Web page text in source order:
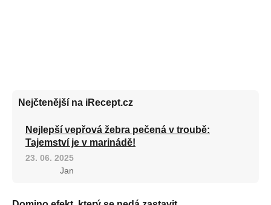
Nejčtenější na iRecept.cz
Nejlepší vepřová žebra pečená v troubě:
Tajemství je v marinádě!
23. 06. 2025
Jan